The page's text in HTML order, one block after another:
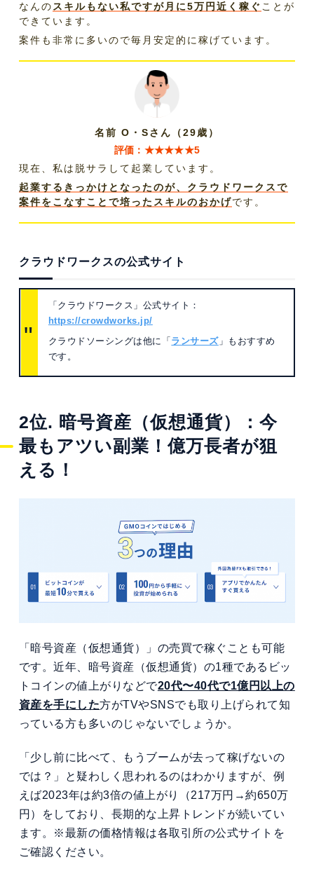
なんのスキルもない私ですが月に5万円近く稼ぐ ことが
できています。
案件も非常に多いので毎月安定的に稼げています。
名前 O・Sさん（29歳）
評価：★★★★★5
現在、私は脱サラして起業しています。
起業するきっかけとなったのが、クラウドワークスで
案件をこなすことで培ったスキルのおかげです。
クラウドワークスの公式サイト
「クラウドワークス」公式サイト：
https://crowdworks.jp/
クラウドソーシングは他に「 ランサーズ」もおすすめ
です。
2位. 暗号資産（仮想通貨）：今
最もアツい副業！億万長者が狙
える！
「暗号資産（仮想通貨）」の売買で稼ぐことも可能
です。近年、暗号資産（仮想通貨）の1種であるビッ
トコインの値上がりなどで20代〜40代で1億円以上の
資産を手にした方がTVやSNSでも取り上げられて知
っている方も多いのじゃないでしょうか。
「少し前に比べて、もうブームが去って稼げないの
では？」と疑わしく思われるのはわかりますが、例
えば2023年は約3倍の値上がり（217万円→約650万
円）をしており、長期的な上昇トレンドが続いてい
ます。※最新の価格情報は各取引所の公式サイトを
ご確認ください。